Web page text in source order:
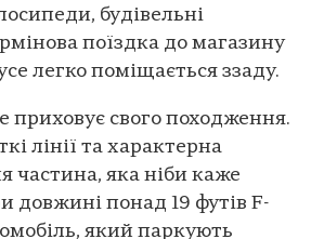
будівельні
поїздка до магазину
легко поміщається ззаду.
приховує свого походження.
лінії та характерна
частина, яка ніби каже
довжині понад 19 футів F-
який паркують